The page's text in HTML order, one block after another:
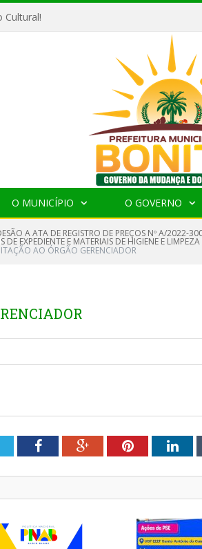
Cultural!
O MUNICÍPIO O GOVERNO
A ATA DE REGISTRO DE PREÇOS Nº A/2022-
EXPEDIENTE E MATERIAIS DE HIGIENE E
AO ÓRGÃO GERENCIADOR
FacebookGoogle+Pinterest